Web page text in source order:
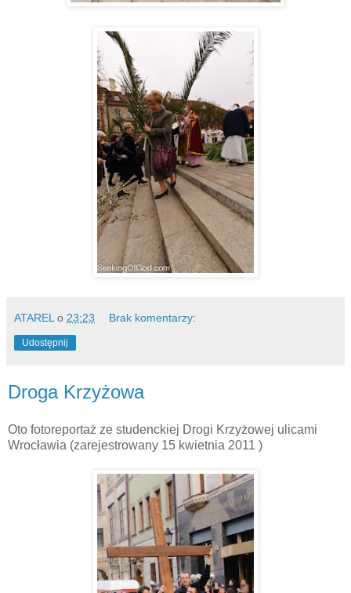
ATAREL o 23:23 Brak komentarzy:
Udostępnij
Droga Krzyżowa
Oto fotoreportaż ze studenckiej Drogi Krzyżowej ulicami
Wrocławia (zarejestrowany 15 kwietnia 2011 )